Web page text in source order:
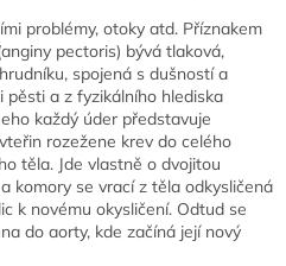
problémy, otoky atd. Příznakem
pectoris) bývá tlaková,
spojená s dušností a
pěsti a z fyzikálního hlediska
každý úder představuje
rozežene krev do celého
těla. Jde vlastně o dvojitou
komory se vrací z těla odkysličená
k novému okysličení. Odtud se
do aorty, kde začíná její nový